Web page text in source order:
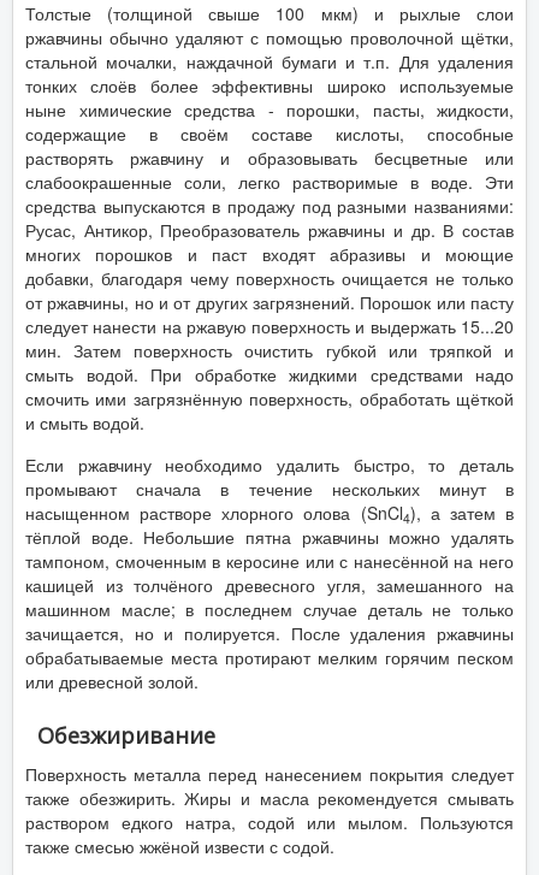
Толстые (толщиной свыше 100 мкм) и рыхлые слои
ржавчины обычно удаляют с помощью проволочной щётки,
стальной мочалки, наждачной бумаги и т.п. Для удаления
тонких слоёв более эффективны широко используемые
ныне химические средства - порошки, пасты, жидкости,
содержащие в своём составе кислоты, способные
растворять ржавчину и образовывать бесцветные или
слабоокрашенные соли, легко растворимые в воде. Эти
средства выпускаются в продажу под разными названиями:
Русас, Антикор, Преобразователь ржавчины и др. В состав
многих порошков и паст входят абразивы и моющие
добавки, благодаря чему поверхность очищается не только
от ржавчины, но и от других загрязнений. Порошок или пасту
следует нанести на ржавую поверхность и выдержать 15...20
мин. Затем поверхность очистить губкой или тряпкой и
смыть водой. При обработке жидкими средствами надо
смочить ими загрязнённую поверхность, обработать щёткой
и смыть водой.
Если ржавчину необходимо удалить быстро, то деталь
промывают сначала в течение нескольких минут в
насыщенном растворе хлорного олова (SnCl4), а затем в
тёплой воде. Небольшие пятна ржавчины можно удалять
тампоном, смоченным в керосине или с нанесённой на него
кашицей из толчёного древесного угля, замешанного на
машинном масле; в последнем случае деталь не только
зачищается, но и полируется. После удаления ржавчины
обрабатываемые места протирают мелким горячим песком
или древесной золой.
Обезжиривание
Поверхность металла перед нанесением покрытия следует
также обезжирить. Жиры и масла рекомендуется смывать
раствором едкого натра, содой или мылом. Пользуются
также смесью жжёной извести с содой.